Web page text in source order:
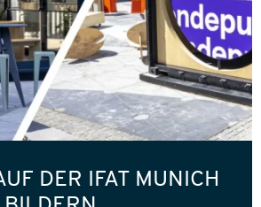
DER IFAT MUNICH